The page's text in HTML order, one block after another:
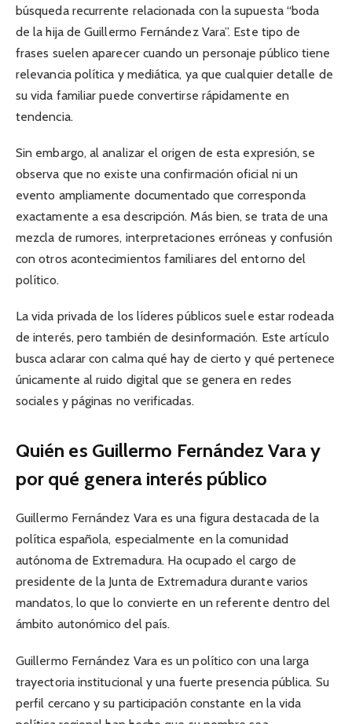
búsqueda recurrente relacionada con la supuesta “boda
de la hija de Guillermo Fernández Vara”. Este tipo de
frases suelen aparecer cuando un personaje público tiene
relevancia política y mediática, ya que cualquier detalle de
su vida familiar puede convertirse rápidamente en
tendencia.
Sin embargo, al analizar el origen de esta expresión, se
observa que no existe una confirmación oficial ni un
evento ampliamente documentado que corresponda
exactamente a esa descripción. Más bien, se trata de una
mezcla de rumores, interpretaciones erróneas y confusión
con otros acontecimientos familiares del entorno del
político.
La vida privada de los líderes públicos suele estar rodeada
de interés, pero también de desinformación. Este artículo
busca aclarar con calma qué hay de cierto y qué pertenece
únicamente al ruido digital que se genera en redes
sociales y páginas no verificadas.
Quién es Guillermo Fernández Vara y
por qué genera interés público
Guillermo Fernández Vara es una figura destacada de la
política española, especialmente en la comunidad
autónoma de Extremadura. Ha ocupado el cargo de
presidente de la Junta de Extremadura durante varios
mandatos, lo que lo convierte en un referente dentro del
ámbito autonómico del país.
Guillermo Fernández Vara es un político con una larga
trayectoria institucional y una fuerte presencia pública. Su
perfil cercano y su participación constante en la vida